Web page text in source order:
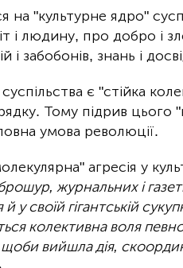
на "культурне ядро"
і людину, про добро і
і забобонів, знань і
є "стійка
Тому підрив цього
умова революції.
агресія у
брошур, журнальних і
у своїй гігантській
колективна воля
вийшла дія,